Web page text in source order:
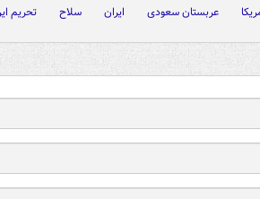
عربستان سعودی ایران سلاح تحریم